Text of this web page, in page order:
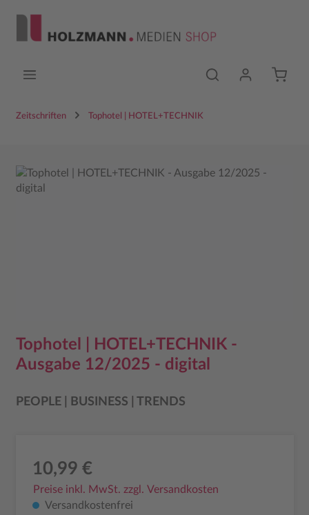
Zeitschriften Tophotel | HOTEL+TECHNIK
Bildergalerie überspringen
Tophotel | HOTEL+TECHNIK -
Ausgabe 12/2025 - digital
PEOPLE | BUSINESS | TRENDS
10,99 €
Preise inkl. MwSt. zzgl. Versandkosten
Versandkostenfrei